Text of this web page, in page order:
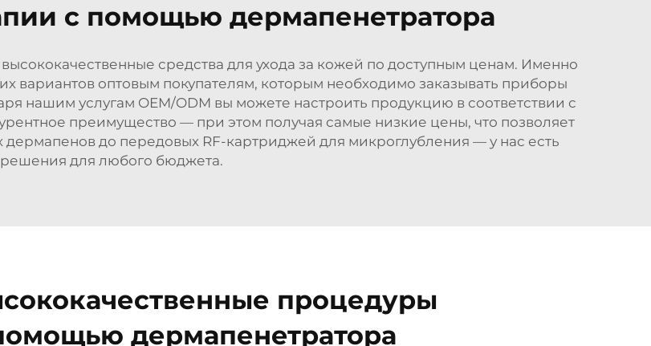
с помощью дермапенетратора
средства для ухода за кожей по доступным ценам. Именно
вариантов оптовым покупателям, которым необходимо заказывать приборы
нашим услугам OEM/ODM вы можете настроить продукцию в соответствии с
преимущество — при этом получая самые низкие цены, что позволяет
дермапенов до передовых RF-картриджей для микроглубления — у нас есть
решения для любого бюджета.
процедуры
дермапенетратора